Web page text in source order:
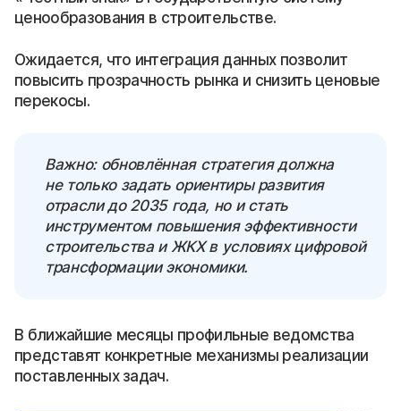
ценообразования в строительстве.
Ожидается, что интеграция данных позволит
повысить прозрачность рынка и снизить ценовые
перекосы.
Важно: обновлённая стратегия должна
не только задать ориентиры развития
отрасли до 2035 года, но и стать
инструментом повышения эффективности
строительства и ЖКХ в условиях цифровой
трансформации экономики.
В ближайшие месяцы профильные ведомства
представят конкретные механизмы реализации
поставленных задач.